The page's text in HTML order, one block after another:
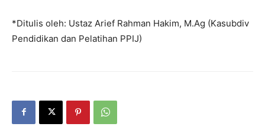
*Ditulis oleh: Ustaz Arief Rahman Hakim, M.Ag (Kasubdiv
Pendidikan dan Pelatihan PPIJ)